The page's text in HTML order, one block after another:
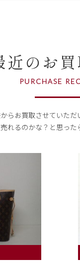
近のお
PURCHASE
らお買取させていただ
れるのかな？ と思った